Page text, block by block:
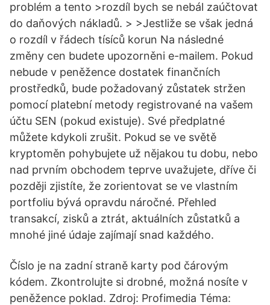
problém a tento >rozdíl bych se nebál zaúčtovat
do daňových nákladů. > >Jestliže se však jedná
o rozdíl v řádech tísíců korun Na následné
změny cen budete upozorněni e-mailem. Pokud
nebude v peněžence dostatek finančních
prostředků, bude požadovaný zůstatek stržen
pomocí platební metody registrované na vašem
účtu SEN (pokud existuje). Své předplatné
můžete kdykoli zrušit. Pokud se ve světě
kryptoměn pohybujete už nějakou tu dobu, nebo
nad prvním obchodem teprve uvažujete, dříve či
později zjistíte, že zorientovat se ve vlastním
portfoliu bývá opravdu náročné. Přehled
transakcí, zisků a ztrát, aktuálních zůstatků a
mnohé jiné údaje zajímají snad každého.
Číslo je na zadní straně karty pod čárovým
kódem. Zkontrolujte si drobné, možná nosíte v
peněžence poklad. Zdroj: Profimedia Téma: